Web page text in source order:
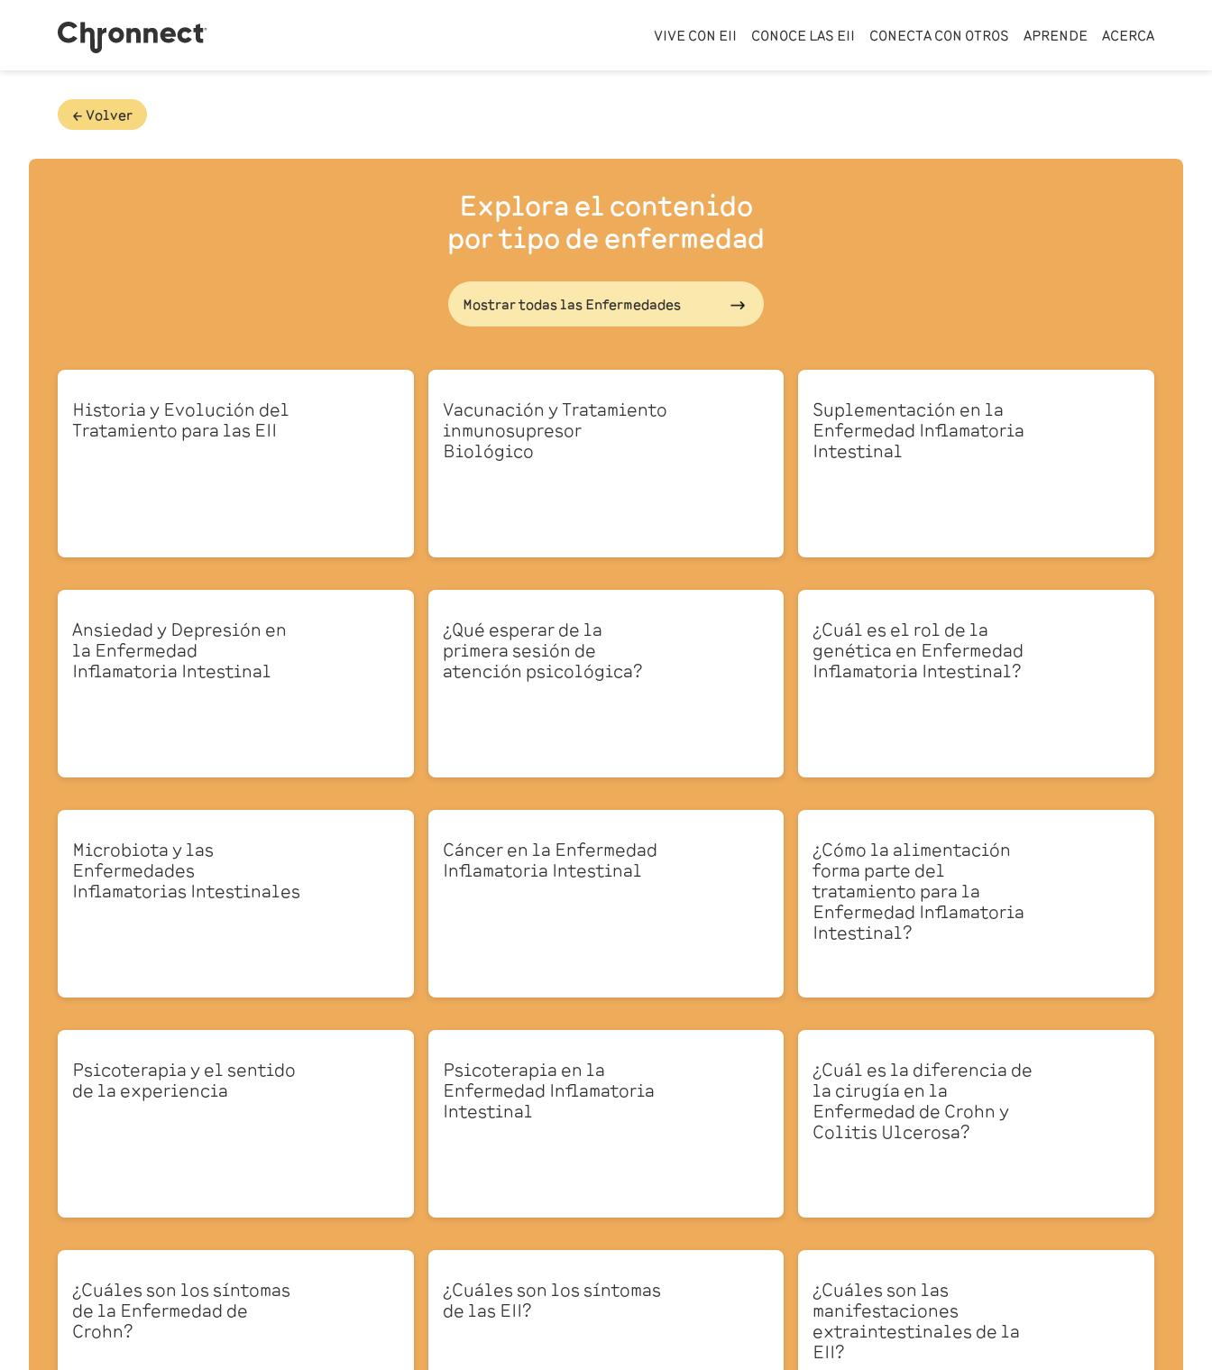
VIVE CON EII CONOCE LAS EII CONECTA CON OTROS APRENDE ACERCA
🡠 Volver
Explora el contenido
por tipo de enfermedad
Historia y Evolución del
Tratamiento para las EII
Vacunación y Tratamiento
inmunosupresor
Biológico
Suplementación en la
Enfermedad Inflamatoria
Intestinal
Ansiedad y Depresión en
la Enfermedad
Inflamatoria Intestinal
¿Qué esperar de la
primera sesión de
atención psicológica?
¿Cuál es el rol de la
genética en Enfermedad
Inflamatoria Intestinal?
Microbiota y las
Enfermedades
Inflamatorias Intestinales
Cáncer en la Enfermedad
Inflamatoria Intestinal
¿Cómo la alimentación
forma parte del
tratamiento para la
Enfermedad Inflamatoria
Intestinal?
Psicoterapia y el sentido
de la experiencia
Psicoterapia en la
Enfermedad Inflamatoria
Intestinal
¿Cuál es la diferencia de
la cirugía en la
Enfermedad de Crohn y
Colitis Ulcerosa?
¿Cuáles son los síntomas
de la Enfermedad de
Crohn?
¿Cuáles son los síntomas
de las EII?
¿Cuáles son las
manifestaciones
extraintestinales de la
EII?